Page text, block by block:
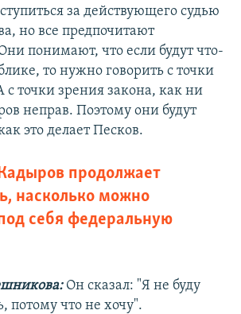
за действующего судью
но все предпочитают
понимают, что если будут что-
то нужно говорить с точки
с точки зрения закона, как ни
неправ. Поэтому они будут
это делает Песков.
продолжает
насколько можно
себя федеральную
Он сказал: "Я не буду
потому что не хочу".